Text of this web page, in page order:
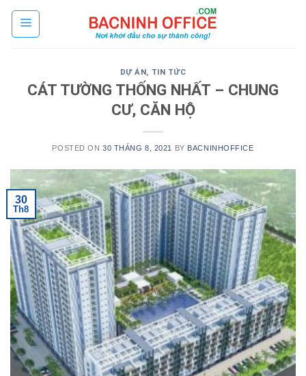
Skip
DỰ ÁN, TIN TỨC
CÁT TƯỜNG THỐNG NHẤT – CHUNG
CƯ, CĂN HỘ
POSTED ON30 THÁNG 8, 2021 BY BACNINHOFFICE
30
Th8